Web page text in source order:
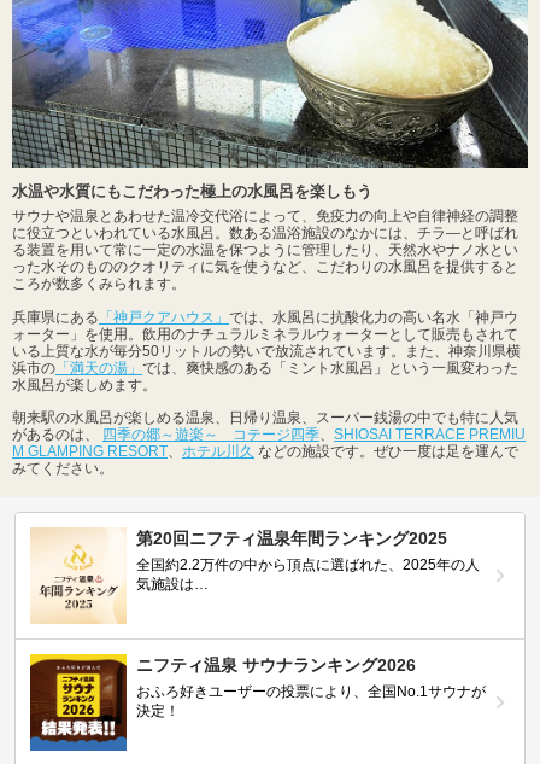
水温や水質にもこだわった極上の水風呂を楽しもう
サウナや温泉とあわせた温冷交代浴によって、免疫力の向上や自律神経の調整
に役立つといわれている水風呂。数ある温浴施設のなかには、チラ―と呼ばれ
る装置を用いて常に一定の水温を保つように管理したり、天然水やナノ水とい
った水そのもののクオリティに気を使うなど、こだわりの水風呂を提供すると
ころが数多くみられます。
兵庫県にある 「神戸クアハウス」 では、水風呂に抗酸化力の高い名水「神戸ウ
ォーター」を使用。飲用のナチュラルミネラルウォーターとして販売もされて
いる上質な水が毎分50リットルの勢いで放流されています。また、神奈川県横
浜市の 「満天の湯」 では、爽快感のある「ミント水風呂」という一風変わった
水風呂が楽しめます。
朝来駅の水風呂が楽しめる温泉、日帰り温泉、スーパー銭湯の中でも特に人気
があるのは、 四季の郷～遊楽～ コテージ四季
SHIOSAI TERRACE PREMIU
M GLAMPING RESORT
ホテル川久 などの施設です。ぜひ一度は足を運んで
みてください。
第20回ニフティ温泉年間ランキング2025
全国約2.2万件の中から頂点に選ばれた、2025年の人
気施設は…
ニフティ温泉 サウナランキング2026
おふろ好きユーザーの投票により、全国No.1サウナが
決定！